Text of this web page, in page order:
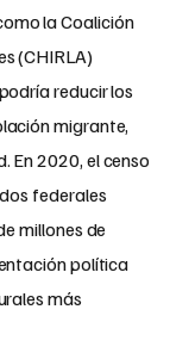
la Coalición
(CHIRLA)
reducir los
migrante,
En 2020, el censo
federales
millones de
política
más